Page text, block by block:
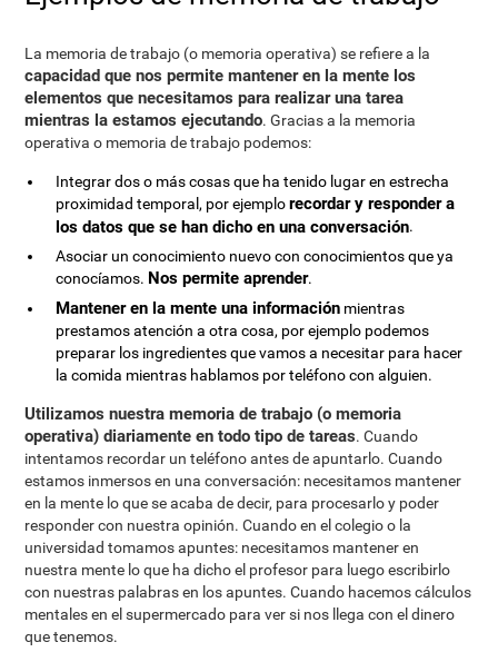
La memoria de trabajo (o memoria operativa) se refiere a la
capacidad que nos permite mantener en la mente los
elementos que necesitamos para realizar una tarea
mientras la estamos ejecutando. Gracias a la memoria
operativa o memoria de trabajo podemos:
Integrar dos o más cosas que ha tenido lugar en estrecha
proximidad temporal, por ejemplorecordar y responder a
los datos que se han dicho en una conversación.
Asociar un conocimiento nuevo con conocimientos que ya
conocíamos. Nos permite aprender.
Mantener en la mente una información mientras
prestamos atención a otra cosa, por ejemplo podemos
preparar los ingredientes que vamos a necesitar para hacer
la comida mientras hablamos por teléfono con alguien.
Utilizamos nuestra memoria de trabajo (o memoria
operativa) diariamente en todo tipo de tareas. Cuando
intentamos recordar un teléfono antes de apuntarlo. Cuando
estamos inmersos en una conversación: necesitamos mantener
en la mente lo que se acaba de decir, para procesarlo y poder
responder con nuestra opinión. Cuando en el colegio o la
universidad tomamos apuntes: necesitamos mantener en
nuestra mente lo que ha dicho el profesor para luego escribirlo
con nuestras palabras en los apuntes. Cuando hacemos cálculos
mentales en el supermercado para ver si nos llega con el dinero
que tenemos.